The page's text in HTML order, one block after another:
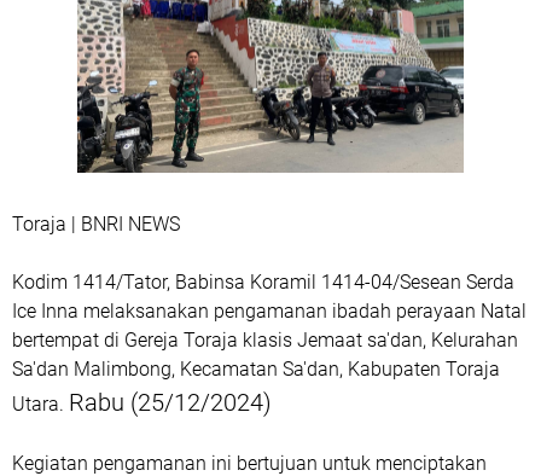
Toraja | BNRI NEWS
Kodim 1414/Tator, Babinsa Koramil 1414-04/Sesean Serda
Ice Inna melaksanakan pengamanan ibadah perayaan Natal
bertempat di Gereja Toraja klasis Jemaat sa'dan, Kelurahan
Sa'dan Malimbong, Kecamatan Sa'dan, Kabupaten Toraja
Utara. Rabu (25/12/2024)
Kegiatan pengamanan ini bertujuan untuk menciptakan